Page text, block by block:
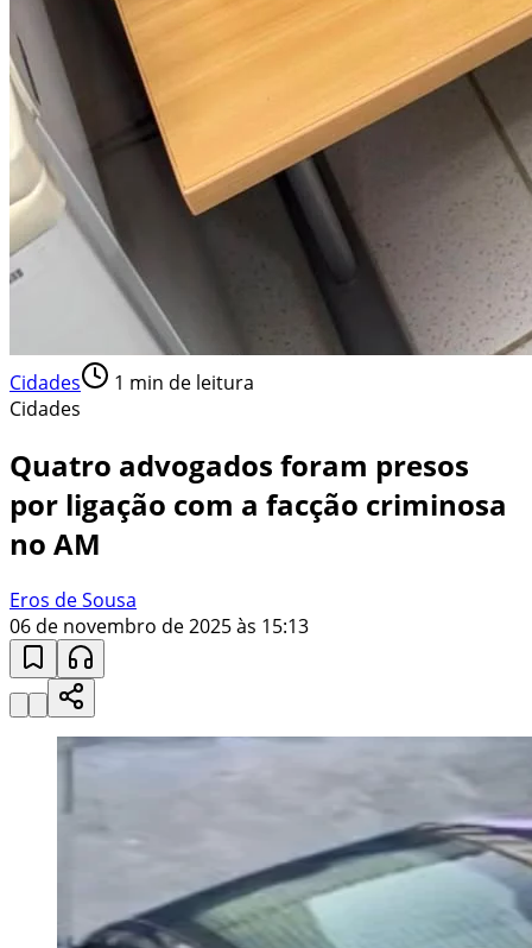
Cidades 1 min de leitura
Cidades
Quatro advogados foram presos
por ligação com a facção criminosa
no AM
Eros de Sousa
06 de novembro de 2025 às 15:13